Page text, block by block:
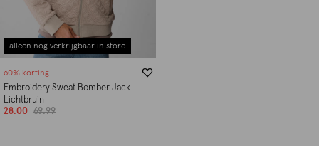
alleen nog verkrijgbaar in store
60% korting
Embroidery Sweat Bomber Jack
Lichtbruin
28.00
69.99